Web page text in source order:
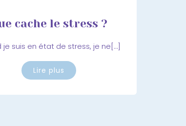
cache le stress ?
je suis en état de stress, je ne[…]
Lire plus